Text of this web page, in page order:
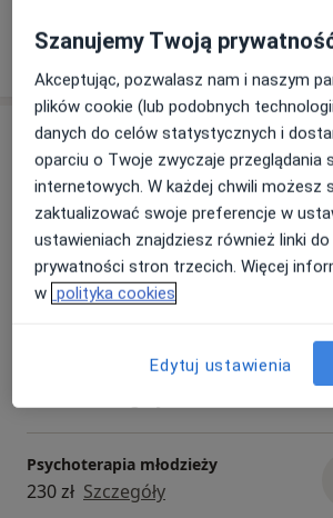
realizatorem Programu Ograniczania
certyfikowanym realizatorem
uniwersalnej „Unplugged” oraz
wskazującej „Fred goes Net” dla
pracuję w Wojewódzkim Ośrodku
Współuzależnień w Poznaniu. Swoją
w superwizji prywatnej, superwizji w
superwizji w ośrodku. Ukończyłam2-
przy Laboratorium Psychoedukacji
Psychoterapii Osób z Problemem
dodatkowo uczestniczę w
Pokaż więcej
Usługi i ceny
Konsultacja psychoterapeutyczna
230 zł Szczegóły
Psychoterapia indywidualna
230 zł Szczegóły
Konsultacja pierwszorazowa
Psychoterapia młodzieży
230 zł Szczegóły
Szanujemy Twoją
Akceptując, pozwalasz nam i naszym
plików cookie (lub podobnych
danych do celów statystycznych i
oparciu o Twoje zwyczaje przeglądania
internetowych. W każdej chwili możesz
zaktualizować swoje preferencje w
ustawieniach znajdziesz również linki
prywatności stron trzecich. Więcej
w polityka cookies
Edytuj ustawienia